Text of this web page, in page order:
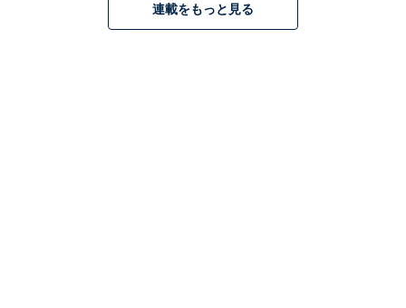
連載をもっと見る